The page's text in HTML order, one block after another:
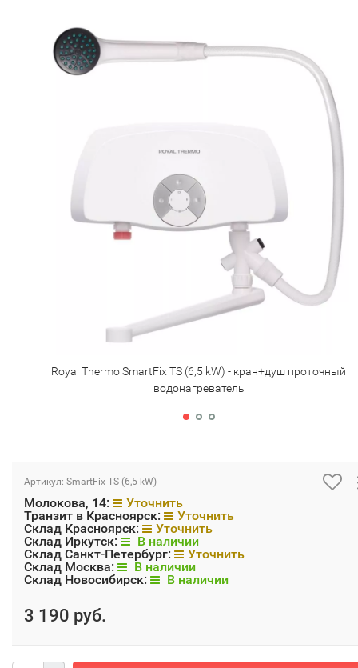
Royal Thermo SmartFix TS (6,5 kW) - кран+душ проточный
водонагреватель
Артикул: SmartFix TS (6,5 kW)
Молокова, 14:
Уточнить
Транзит в Красноярск:
Уточнить
Склад Красноярск:
Уточнить
Склад Иркутск:
В наличии
Склад Санкт-Петербург:
Уточнить
Склад Москва:
В наличии
Склад Новосибирск:
В наличии
3 190 руб.